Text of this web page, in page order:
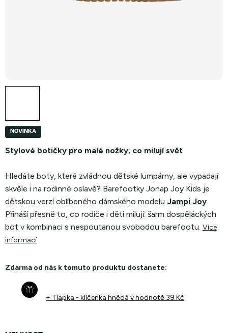
NOVINKA
Stylové botičky pro malé nožky, co milují svět
Hledáte boty, které zvládnou dětské lumpárny, ale vypadají
skvěle i na rodinné oslavě? Barefootky Jonap Joy Kids je
dětskou verzí oblíbeného dámského modelu Jampi Joy.
Přináší přesně to, co rodiče i děti milují: šarm dospěláckých
bot v kombinaci s nespoutanou svobodou barefootu. Více
informací
Zdarma od nás k tomuto produktu dostanete:
+ Tlapka - klíčenka hnědá v hodnotě 39 Kč